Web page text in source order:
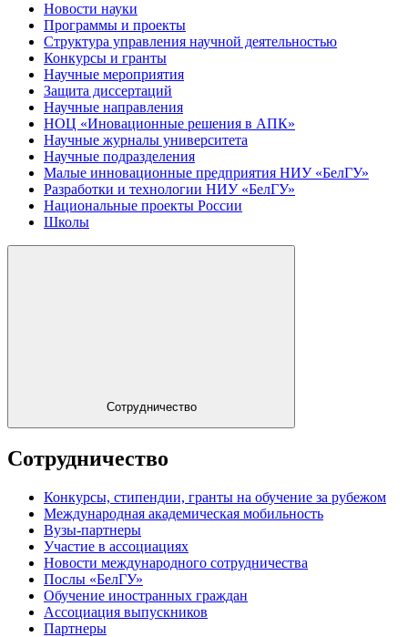
Новости науки
Программы и проекты
Структура управления научной деятельностью
Конкурсы и гранты
Научные мероприятия
Защита диссертаций
Научные направления
НОЦ «Иновационные решения в АПК»
Научные журналы университета
Научные подразделения
Малые инновационные предприятия НИУ «БелГУ»
Разработки и технологии НИУ «БелГУ»
Национальные проекты России
Школы
Сотрудничество
Сотрудничество
Конкурсы, стипендии, гранты на обучение за рубежом
Международная академическая мобильность
Вузы-партнеры
Участие в ассоциациях
Новости международного сотрудничества
Послы «БелГУ»
Обучение иностранных граждан
Ассоциация выпускников
Партнеры